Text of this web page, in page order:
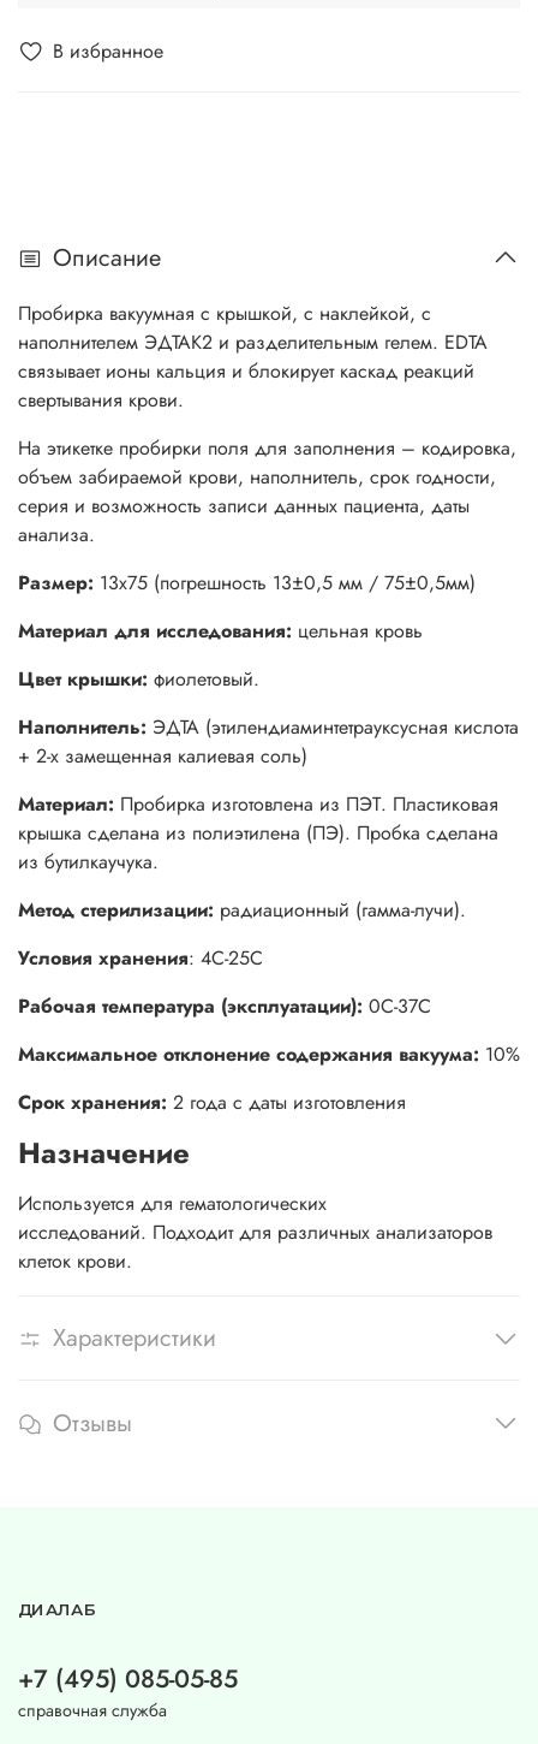
В избранное
Описание
Пробирка вакуумная с крышкой, с наклейкой, с
наполнителем ЭДТАК2 и разделительным гелем. EDTA
связывает ионы кальция и блокирует каскад реакций
свертывания крови.
На этикетке пробирки поля для заполнения – кодировка,
объем забираемой крови, наполнитель, срок годности,
серия и возможность записи данных пациента, даты
анализа.
Размер: 13х75 (погрешность 13±0,5 мм / 75±0,5мм)
Материал для исследования: цельная кровь
Цвет крышки: фиолетовый.
Наполнитель: ЭДТА (этилендиаминтетрауксусная кислота
+ 2-х замещенная калиевая соль)
Материал: Пробирка изготовлена из ПЭТ. Пластиковая
крышка сделана из полиэтилена (ПЭ). Пробка сделана
из бутилкаучука.
Метод стерилизации: радиационный (гамма-лучи).
Условия хранения: 4С-25С
Рабочая температура (эксплуатации): 0С-37С
Максимальное отклонение содержания вакуума: 10%
Срок хранения: 2 года с даты изготовления
Назначение
Используется для гематологических
исследований. Подходит для различных анализаторов
клеток крови.
Характеристики
Отзывы
ДИАЛАБ
+7 (495) 085-05-85
справочная служба